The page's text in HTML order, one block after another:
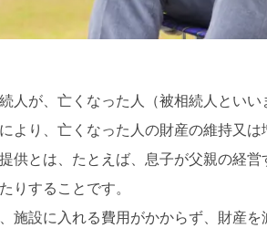
続人が、亡くなった人（被相続人とい
より、亡くなった人の財産の維持又
供とは、たとえば、息子が父親の経
りすることです。
施設に入れる費用がかからず、財産